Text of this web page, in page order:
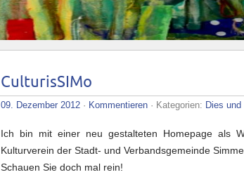
CulturisSIMo
09. Dezember 2012 · Kommentieren · Kategorien: Dies und
Ich bin mit einer neu gestalteten Homepage als
Kulturverein der Stadt- und Verbandsgemeinde
Schauen Sie doch mal rein!